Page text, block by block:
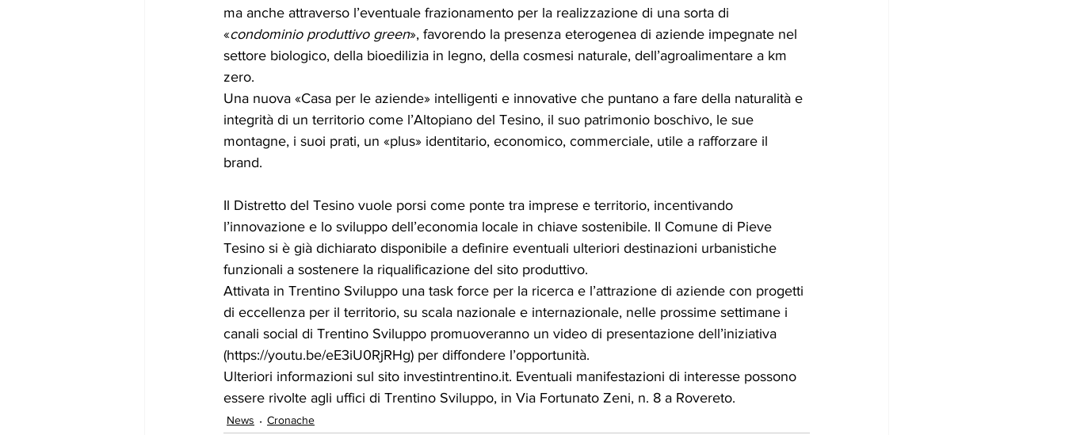
ma anche attraverso l’eventuale frazionamento per la realizzazione di una sorta di
«condominio produttivo green», favorendo la presenza eterogenea di aziende impegnate nel
settore biologico, della bioedilizia in legno, della cosmesi naturale, dell’agroalimentare a km
zero.
Una nuova «Casa per le aziende» intelligenti e innovative che puntano a fare della naturalità e
integrità di un territorio come l’Altopiano del Tesino, il suo patrimonio boschivo, le sue
montagne, i suoi prati, un «plus» identitario, economico, commerciale, utile a rafforzare il
brand.
Il Distretto del Tesino vuole porsi come ponte tra imprese e territorio, incentivando
l’innovazione e lo sviluppo dell’economia locale in chiave sostenibile. Il Comune di Pieve
Tesino si è già dichiarato disponibile a definire eventuali ulteriori destinazioni urbanistiche
funzionali a sostenere la riqualificazione del sito produttivo.
Attivata in Trentino Sviluppo una task force per la ricerca e l’attrazione di aziende con progetti
di eccellenza per il territorio, su scala nazionale e internazionale, nelle prossime settimane i
canali social di Trentino Sviluppo promuoveranno un video di presentazione dell’iniziativa
(https://youtu.be/eE3iU0RjRHg) per diffondere l’opportunità.
Ulteriori informazioni sul sito investintrentino.it. Eventuali manifestazioni di interesse possono
essere rivolte agli uffici di Trentino Sviluppo, in Via Fortunato Zeni, n. 8 a Rovereto.
News Cronache